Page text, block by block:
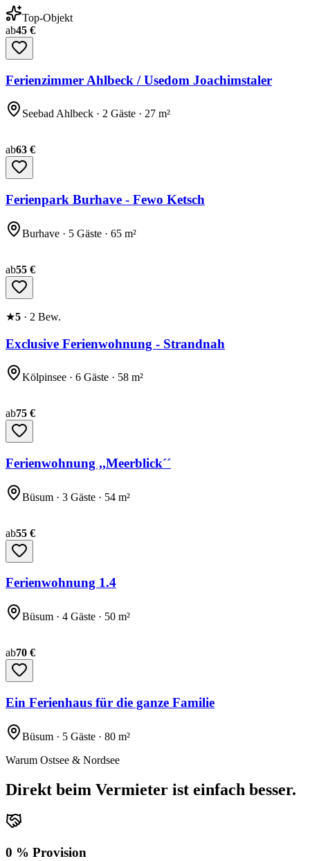
Top-Objekt
ab45 €
Ferienzimmer Ahlbeck / Usedom Joachimstaler
Seebad Ahlbeck · 2 Gäste · 27 m²
ab63 €
Ferienpark Burhave - Fewo Ketsch
Burhave · 5 Gäste · 65 m²
ab55 €
★5 · 2 Bew.
Exclusive Ferienwohnung - Strandnah
Kölpinsee · 6 Gäste · 58 m²
ab75 €
Ferienwohnung ,,Meerblick´´
Büsum · 3 Gäste · 54 m²
ab55 €
Ferienwohnung 1.4
Büsum · 4 Gäste · 50 m²
ab70 €
Ein Ferienhaus für die ganze Familie
Büsum · 5 Gäste · 80 m²
Warum Ostsee & Nordsee
Direkt beim Vermieter ist einfach besser.
0 % Provision